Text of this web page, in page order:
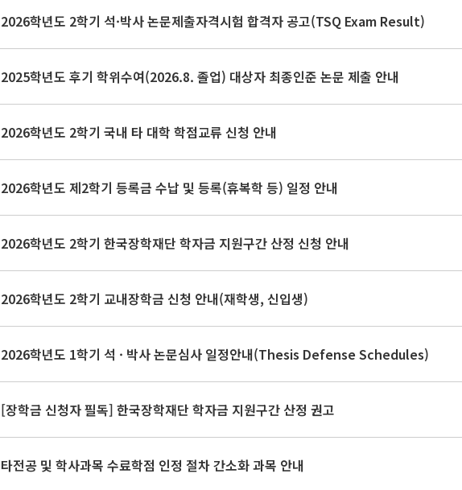
2026학년도 2학기 석·박사 논문제출자격시험 합격자 공고(TSQ Exam Result)
2025학년도 후기 학위수여(2026.8. 졸업) 대상자 최종인준 논문 제출 안내
2026학년도 2학기 국내 타 대학 학점교류 신청 안내
2026학년도 제2학기 등록금 수납 및 등록(휴복학 등) 일정 안내
2026학년도 2학기 한국장학재단 학자금 지원구간 산정 신청 안내
2026학년도 2학기 교내장학금 신청 안내(재학생, 신입생)
2026학년도 1학기 석 · 박사 논문심사 일정안내(Thesis Defense Schedules)
[장학금 신청자 필독] 한국장학재단 학자금 지원구간 산정 권고
타전공 및 학사과목 수료학점 인정 절차 간소화 과목 안내